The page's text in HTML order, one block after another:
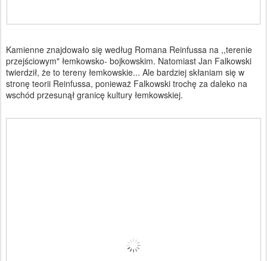
Kamienne znajdowało się według Romana Reinfussa na ,,terenie
przejściowym" łemkowsko- bojkowskim. Natomiast Jan Falkowski
twierdził, że to tereny łemkowskie... Ale bardziej skłaniam się w
stronę teorii Reinfussa, ponieważ Falkowski trochę za daleko na
wschód przesunął granicę kultury łemkowskiej.